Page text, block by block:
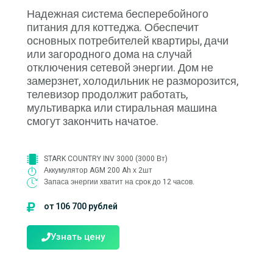
Надежная система бесперебойного
питания для коттеджа. Обеспечит
основных потребителей квартиры, дачи
или загородного дома на случай
отключения сетевой энергии. Дом не
замерзнет, холодильник не разморозится,
телевизор продолжит работать,
мультиварка или стиральная машина
смогут закончить начатое.
STARK COUNTRY INV 3000 (3000 Вт)
Аккумулятор AGM 200 Ah х 2шт
Запаса энергии хватит на срок до 12 часов.
от 106 700 рублей
Узнать цену